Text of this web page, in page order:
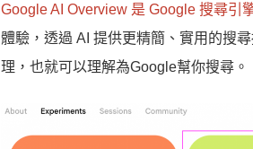
Google AI Overview 是 Google 搜尋引
體驗，透過 AI 提供更精簡、實用的搜
理，也就可以理解為Google幫你搜尋。